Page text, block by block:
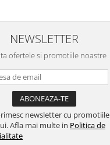
NEWSLETTER
ofertele si promotiile noastre
newsletter cu promotiile
Afla mai multe in Politica de